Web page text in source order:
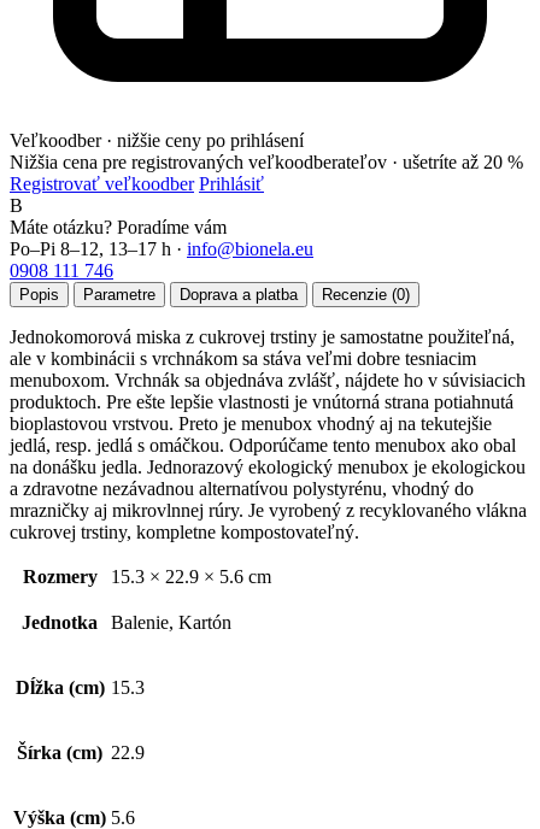
Veľkoodber · nižšie ceny po prihlásení
Nižšia cena pre registrovaných veľkoodberateľov · ušetríte až 20 %
Registrovať veľkoodber Prihlásiť
B
Máte otázku? Poradíme vám
Po–Pi 8–12, 13–17 h · info@bionela.eu
0908 111 746
Popis Parametre Doprava a platba Recenzie (0)
Jednokomorová miska z cukrovej trstiny je samostatne použiteľná,
ale v kombinácii s vrchnákom sa stáva veľmi dobre tesniacim
menuboxom. Vrchnák sa objednáva zvlášť, nájdete ho v súvisiacich
produktoch. Pre ešte lepšie vlastnosti je vnútorná strana potiahnutá
bioplastovou vrstvou. Preto je menubox vhodný aj na tekutejšie
jedlá, resp. jedlá s omáčkou. Odporúčame tento menubox ako obal
na donášku jedla. Jednorazový ekologický menubox je ekologickou
a zdravotne nezávadnou alternatívou polystyrénu, vhodný do
mrazničky aj mikrovlnnej rúry. Je vyrobený z recyklovaného vlákna
cukrovej trstiny, kompletne kompostovateľný.
Rozmery 15.3 × 22.9 × 5.6 cm
Jednotka Balenie, Kartón
Dĺžka (cm) 15.3
Šírka (cm) 22.9
Výška (cm) 5.6